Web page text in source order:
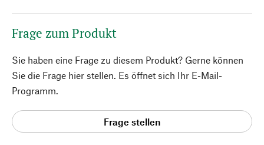
Frage zum Produkt
Sie haben eine Frage zu diesem Produkt? Gerne können
Sie die Frage hier stellen. Es öffnet sich Ihr E-Mail-
Programm.
Frage stellen